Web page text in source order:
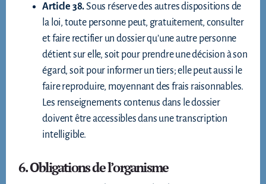
Article 38.Sous réserve des autres dispositions de
la loi, toute personne peut, gratuitement, consulter
et faire rectifier un dossier qu’une autre personne
détient sur elle, soit pour prendre une décision à son
égard, soit pour informer un tiers; elle peut aussi le
faire reproduire, moyennant des frais raisonnables.
Les renseignements contenus dans le dossier
doivent être accessibles dans une transcription
intelligible.
6. Obligations de l’organisme